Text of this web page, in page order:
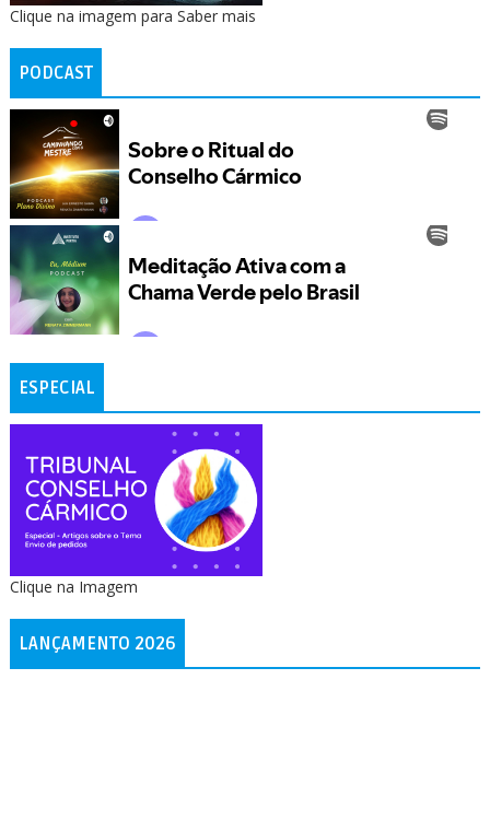
Clique na imagem para Saber mais
PODCAST
ESPECIAL
Clique na Imagem
LANÇAMENTO 2026